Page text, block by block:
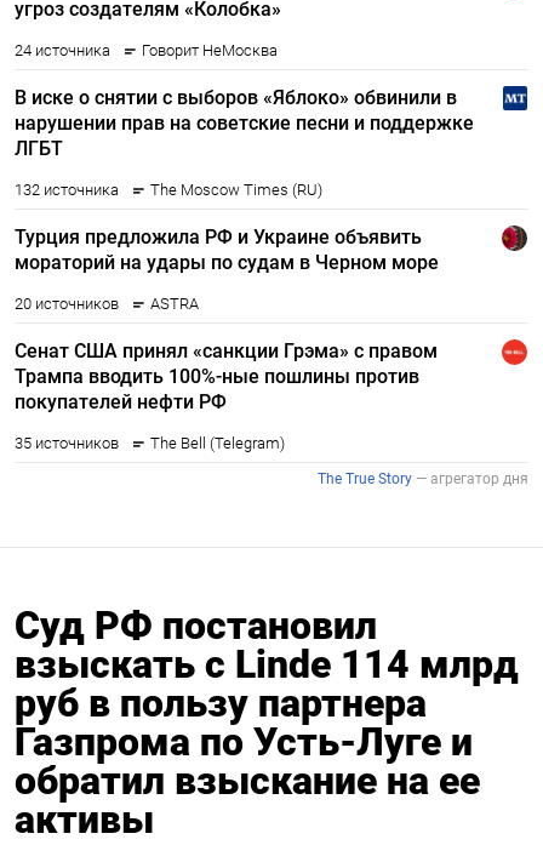
Суд РФ постановил
взыскать с Linde 114 млрд
руб в пользу партнера
Газпрома по Усть-Луге и
обратил взыскание на ее
активы